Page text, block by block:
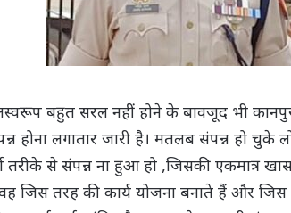
बहुत सरल नहीं होने के बावजूद भी
होना लगातार जारी है। मतलब संपन्न हो चुके
तरीके से संपन्न ना हुआ हो ,जिसकी एकमात्र
जिस तरह की कार्य योजना बनाते हैं और जिस